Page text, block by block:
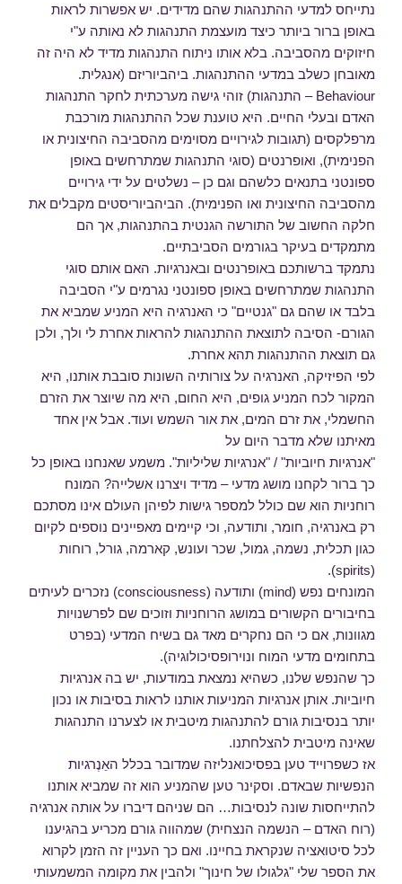
נתייחס למדעי ההתנהגות שהם מדידים. יש אפשרות לראות
באופן ברור ביותר כיצד מועצמת התנהגות לא נאותה ע"י
חיזוקים מהסביבה. בלא אותו ניתוח התנהגות מדיד לא היה זה
מאובחן כשלב במדעי ההתנהגות. ביהביוריזם (אנגלית.
Behaviour – התנהגות) זוהי גישה מערכתית לחקר התנהגות
האדם ובעלי החיים. היא טוענת שכל ההתנהגות מורכבת
מרפלקסים (תגובות לגירויים מסוימים מהסביבה החיצונית או
הפנימית), ואופרנטים (סוגי התנהגות שמתרחשים באופן
ספונטני בתנאים כלשהם וגם כן – נשלטים על ידי גירויים
מהסביבה החיצונית ואו הפנימית). הביהביוריסטים מקבלים את
חלקה החשוב של התורשה הגנטית בהתנהגות, אך הם
מתמקדים בעיקר בגורמים הסביבתיים.
נתמקד ברשותכם באופרנטים ובאנרגיות. האם אותם סוגי
התנהגות שמתרחשים באופן ספונטני נגרמים ע"י הסביבה
בלבד או שהם גם "גנטיים" כי האנרגיה היא המניע שמביא את
הגורם- הסיבה לתוצאת ההתנהגות להראות אחרת לי ולך, ולכן
גם תוצאת ההתנהגות תהא אחרת.
לפי הפיזיקה, האנרגיה על צורותיה השונות סובבת אותנו, היא
המקור לכח המניע גופים, היא החום, היא מה שיוצר את הזרם
החשמלי, את זרם המים, את אור השמש ועוד. אבל אין אחד
מאיתנו שלא מדבר היום על
"אנרגיות חיוביות" / "אנרגיות שליליות". משמע שאנחנו באופן כל
כך ברור לקחנו מושג מדעי – מדיד ויצרנו אשלייה? המונח
רוחניות הוא שם כולל למספר גישות לפיהן העולם אינו מסתכם
רק באנרגיה, חומר, ותודעה, וכי קיימים מאפיינים נוספים לקיום
כגון תכלית, נשמה, גמול, שכר ועונש, קארמה, גורל, רוחות
(spirits).
המונחים נפש (mind) ותודעה (consciousness) נזכרים לעיתים
בחיבורים הקשורים במושג הרוחניות וזוכים שם לפרשנויות
מגוונות, אם כי הם נחקרים מאד גם בשיח המדעי (בפרט
בתחומים מדעי המוח ונוירופסיכולוגיה).
כך שהנפש שלנו, כשהיא נמצאת במודעות, יש בה אנרגיות
חיוביות. אותן אנרגיות המניעות אותנו לראות בסיבות או נכון
יותר בנסיבות גורם להתנהגות מיטבית או לצערנו התנהגות
שאינה מיטבית להצלחתנו.
אז כשפרוייד טען בפסיכואנליזה שמדובר בכלל האֵנֶרגיות
הנפשיות שבאדם. וסקינר טען שהמניע הוא זה שמביא אותנו
להתייחסות שונה לנסיבות… הם שניהם דיברו על אותה אנרגיה
(רוח האדם – הנשמה הנצחית) שמהווה גורם מכריע בהגיענו
לכל סיטואציה שנקראת בחיינו. ואם כך העניין זה הזמן לקרוא
את הספר שלי "גלגולו של חינוך" ולהבין את מקומה המשמעותי